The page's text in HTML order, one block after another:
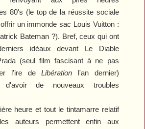
80's (le top de la réussite sociale
un immonde sac Louis Vuitton :
Bateman ?). Bref, ceux qui ont
idéaux devant Le Diable
(seul film fascisant à ne pas
l'ire deLibération l'an dernier)
d'avoir de nouveaux troubles
heure et tout le tintamarre relatif
auteurs permettent enfin aux